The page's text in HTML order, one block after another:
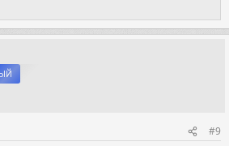
#9